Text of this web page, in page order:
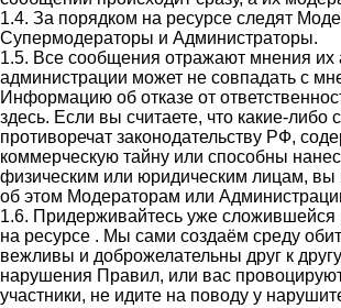
1.4. За порядком на ресурсе следят
Супермодераторы и Администраторы.
1.5. Все сообщения отражают мнения их
администрации может не совпадать с
Информацию об отказе от
здесь. Если вы считаете, что какие-либо
противоречат законодательству РФ,
коммерческую тайну или способны
физическим или юридическим лицам, вы
об этом Модераторам или
1.6. Придерживайтесь уже сложившейся
на ресурсе . Мы сами создаём среду
вежливы и доброжелательны друг к
нарушения Правил, или вас
участники, не идите на поводу у